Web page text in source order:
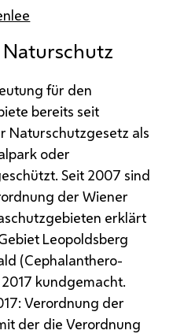
für den
bereits seit
Naturschutzgesetz als
oder
Seit 2007 sind
der Wiener
erklärt
Leopoldsberg
(Cephalanthero-
kundgemacht.
Verordnung der
der die Verordnung